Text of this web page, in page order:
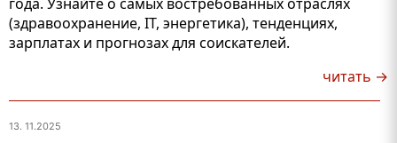
(здравоохранение, IT, энергетика), тенденциях,
зарплатах и прогнозах для соискателей.
читать →
13. 11.2025